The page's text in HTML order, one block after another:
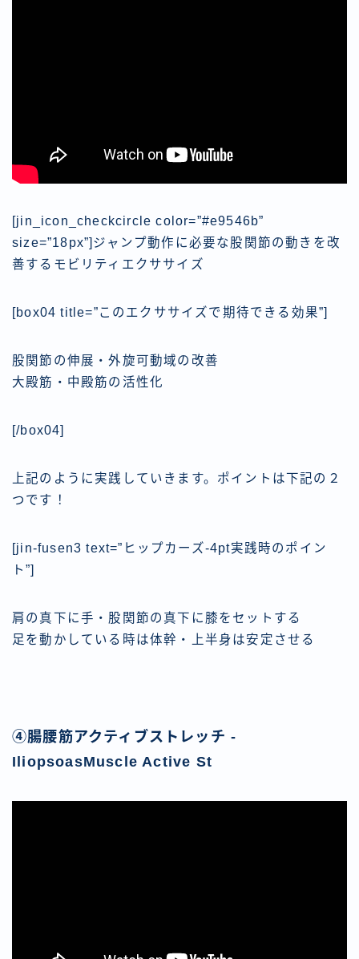
[jin_icon_checkcircle color=”#e9546b”
size=”18px”]ジャンプ動作に必要な股関節の動きを改
善するモビリティエクササイズ
[box04 title=”このエクササイズで期待できる効果”]
股関節の伸展・外旋可動域の改善
大殿筋・中殿筋の活性化
[/box04]
上記のように実践していきます。ポイントは下記の２
つです！
[jin-fusen3 text=”ヒップカーズ-4pt実践時のポイン
ト”]
肩の真下に手・股関節の真下に膝をセットする
足を動かしている時は体幹・上半身は安定させる
④腸腰筋アクティブストレッチ -
IliopsoasMuscle Active St